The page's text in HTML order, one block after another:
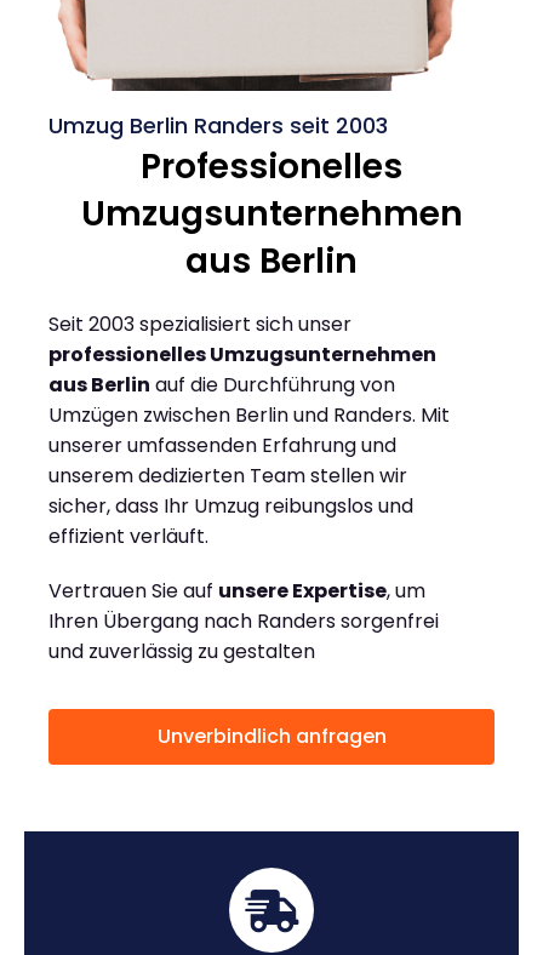
Umzug Berlin Randers seit 2003
Professionelles
Umzugsunternehmen
aus Berlin
Seit 2003 spezialisiert sich unser
professionelles Umzugsunternehmen
aus Berlin auf die Durchführung von
Umzügen zwischen Berlin und Randers. Mit
unserer umfassenden Erfahrung und
unserem dedizierten Team stellen wir
sicher, dass Ihr Umzug reibungslos und
effizient verläuft.
Vertrauen Sie auf unsere Expertise, um
Ihren Übergang nach Randers sorgenfrei
und zuverlässig zu gestalten
Unverbindlich anfragen